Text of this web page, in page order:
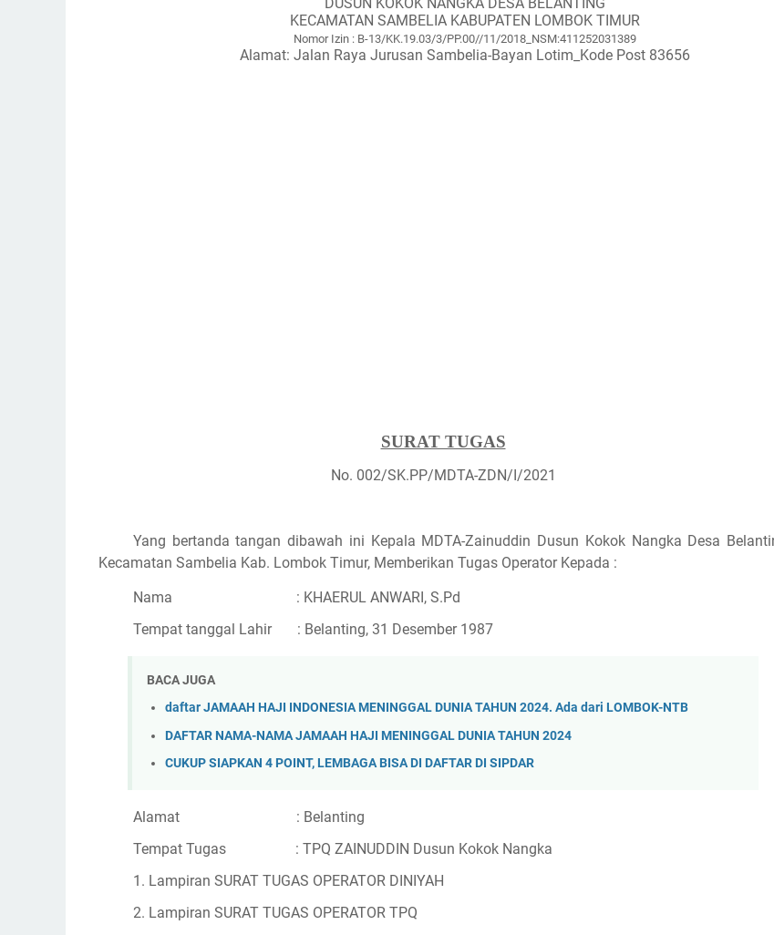
KECAMATAN SAMBELIA KABUPATEN LOMBOK TIMUR
Nomor Izin : B-13/KK.19.03/3/PP.00//11/2018_NSM:411252031389
Alamat: Jalan Raya Jurusan Sambelia-Bayan Lotim_Kode Post 83656
SURAT TUGAS
No. 002/SK.PP/MDTA-ZDN/I/2021
Yang bertanda tangan dibawah ini Kepala MDTA-Zainuddin Dusun Kokok Nangka Desa
Kecamatan Sambelia Kab. Lombok Timur, Memberikan Tugas Operator Kepada :
Nama
: KHAERUL ANWARI, S.Pd
Tempat tanggal Lahir
: Belanting, 31 Desember 1987
BACA JUGA
daftar JAMAAH HAJI INDONESIA MENINGGAL DUNIA TAHUN 2024. Ada dari LOMBOK-NTB
DAFTAR NAMA-NAMA JAMAAH HAJI MENINGGAL DUNIA TAHUN 2024
CUKUP SIAPKAN 4 POINT, LEMBAGA BISA DI DAFTAR DI SIPDAR
Alamat
: Belanting
Tempat Tugas
: TPQ ZAINUDDIN Dusun Kokok Nangka
1. Lampiran SURAT TUGAS OPERATOR DINIYAH
2. Lampiran SURAT TUGAS OPERATOR TPQ